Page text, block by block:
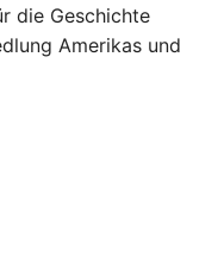
die Geschichte
Amerikas und